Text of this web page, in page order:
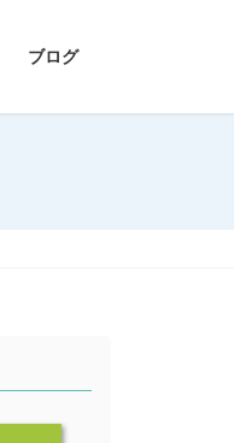
ブログ